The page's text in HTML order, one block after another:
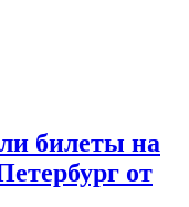
билеты на
от